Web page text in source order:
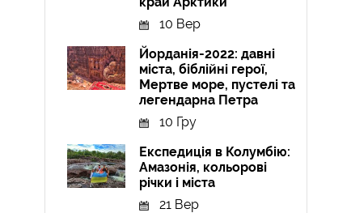
10 Вер
Йорданія-2022: давні
міста, біблійні герої,
Мертве море, пустелі та
легендарна Петра
10 Гру
Експедиція в Колумбію:
Амазонія, кольорові
річки і міста
21 Вер